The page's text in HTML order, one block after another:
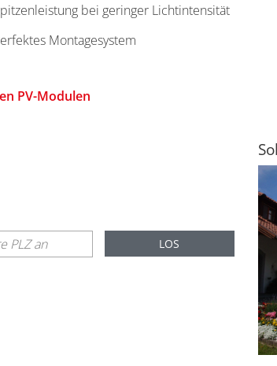
bei geringer Lichtintensität
Montagesystem
PV-Modulen
LOS